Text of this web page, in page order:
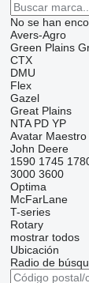
No se han
Avers-Agro
Green Plains
CTX
DMU
Flex
Gazel
Great Plains
NTA PD YP
Avatar Maestro
John Deere
1590 1745
3000 3600
Optima
McFarLane
T-series
Rotary
mostrar todos
Ubicación
Radio de